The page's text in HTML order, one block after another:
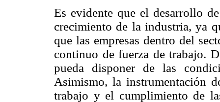
Es evidente que el desarrollo
crecimiento de la industria, ya
que las empresas dentro del
continuo de fuerza de trabajo.
pueda disponer de las
Asimismo, la instrumentación
trabajo y el cumplimiento de